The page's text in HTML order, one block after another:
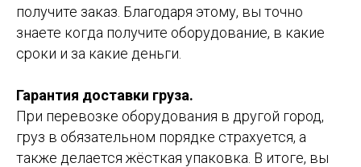
получите заказ. Благодаря этому, вы точно
знаете когда получите оборудование, в какие
сроки и за какие деньги.
Гарантия доставки груза.
При перевозке оборудования в другой город,
груз в обязательном порядке страхуется, а
также делается жёсткая упаковка. В итоге, вы